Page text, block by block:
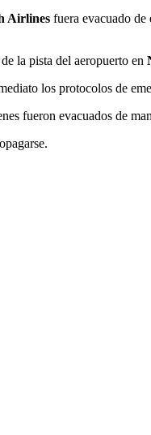
Airlines fuera evacuado de
la pista del aeropuerto en
los protocolos de
fueron evacuados de